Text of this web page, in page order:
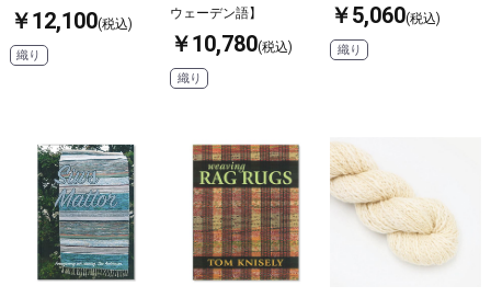
￥12,100(税込)
織り
ウェーデン語】
￥10,780(税込)
織り
￥5,060(税込)
織り